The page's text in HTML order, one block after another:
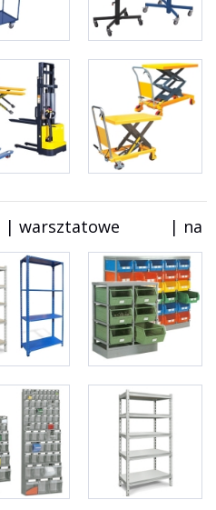
| warsztatowe           |